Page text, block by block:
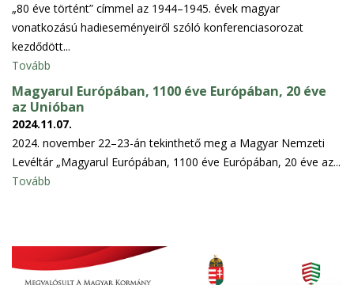
„80 éve történt” címmel az 1944–1945. évek magyar
vonatkozású hadieseményeiről szóló konferenciasorozat
kezdődött...
Tovább
Magyarul Európában, 1100 éve Európában, 20 éve
az Unióban
2024.11.07.
2024. november 22–23-án tekinthető meg a Magyar Nemzeti
Levéltár „Magyarul Európában, 1100 éve Európában, 20 éve az...
Tovább